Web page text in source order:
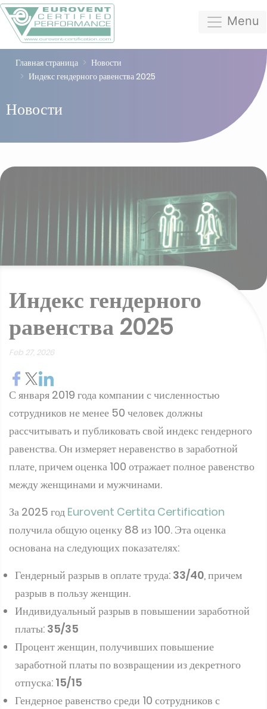
Menu
Главная страница
Новости
Индекс гендерного равенства 2025
Новости
Индекс гендерного
равенства 2025
Feb 27, 2026
С января 2019 года компании с численностью
сотрудников не менее 50 человек должны
рассчитывать и публиковать свой индекс гендерного
равенства. Он измеряет неравенство в заработной
плате, причем оценка 100 отражает полное равенство
между женщинами и мужчинами.
За 2025 год Eurovent Certita Certification
получила общую оценку 88 из 100. Эта оценка
основана на следующих показателях:
Гендерный разрыв в оплате труда: 33/40, причем
разрыв в пользу женщин.
Индивидуальный разрыв в повышении заработной
платы: 35/35
Процент женщин, получивших повышение
заработной платы по возвращении из декретного
отпуска: 15/15
Гендерное равенство среди 10 сотрудников с